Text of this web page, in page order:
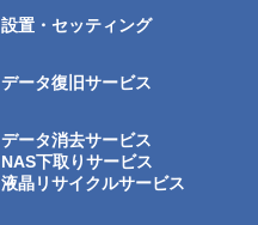
設置・セッティング
データ復旧サービス
データ消去サービス
NAS下取りサービス
液晶リサイクルサービス